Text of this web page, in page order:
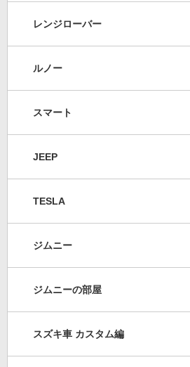
レンジローバー
ルノー
スマート
JEEP
TESLA
ジムニー
ジムニーの部屋
スズキ車 カスタム編